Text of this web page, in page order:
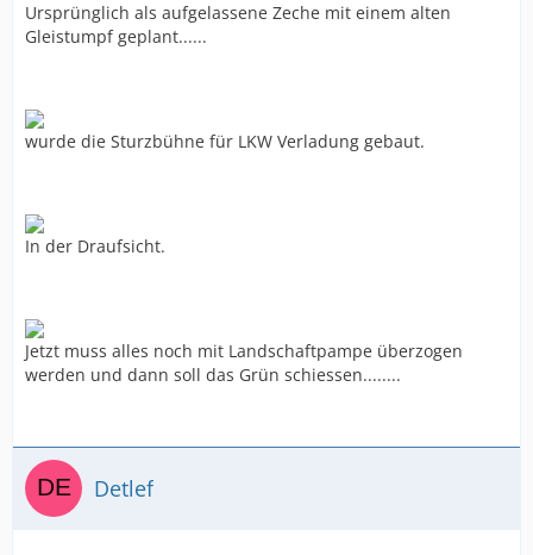
Ursprünglich als aufgelassene Zeche mit einem alten
Gleistumpf geplant......
wurde die Sturzbühne für LKW Verladung gebaut.
In der Draufsicht.
Jetzt muss alles noch mit Landschaftpampe überzogen
werden und dann soll das Grün schiessen........
Detlef